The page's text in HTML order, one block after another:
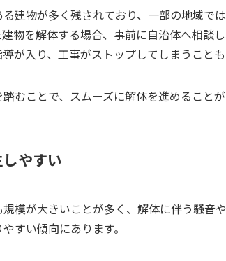
建物が多く残されており、一部の地域で
物を解体する場合、事前に自治体へ相談
が入り、工事がストップしてしまうことも
むことで、スムーズに解体を進めることが
やすい
模が大きいことが多く、解体に伴う騒音
すい傾向にあります。